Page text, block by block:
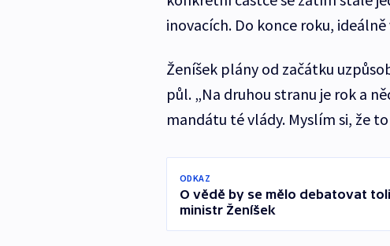
inovacích. Do konce roku,
Ženíšek plány od začátku
půl. „Na druhou stranu je rok a
mandátu té vlády. Myslím si, že
ODKAZ
O vědě by se mělo debatovat
ministr Ženíšek